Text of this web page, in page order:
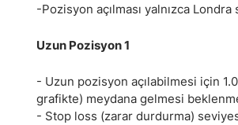
Forex Bonusları
Tüm Firmaların İncelemeleri
AUD-USD
Altın
-Pozisyon açılması yalnızca
Uzun Pozisyon 1
- Uzun pozisyon açılabilmesi için
grafikte) meydana gelmesi
- Stop loss (zarar durdurma)